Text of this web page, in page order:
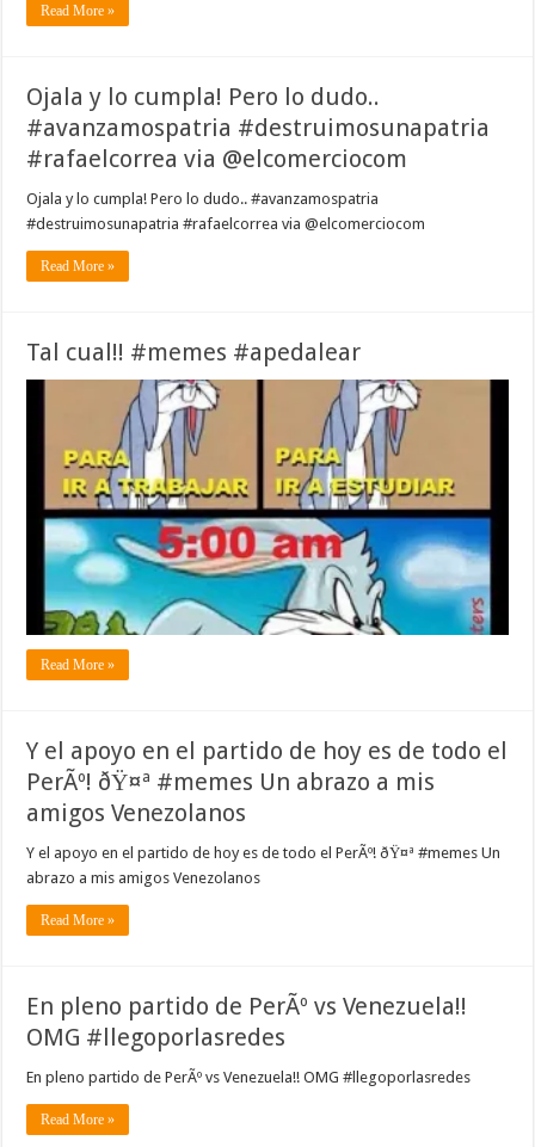
Read More »
Ojala y lo cumpla! Pero lo dudo..
#avanzamospatria #destruimosunapatria
#rafaelcorrea via @elcomerciocom
Ojala y lo cumpla! Pero lo dudo.. #avanzamospatria
#destruimosunapatria #rafaelcorrea via @elcomerciocom
Read More »
Tal cual!! #memes #apedalear
Read More »
Y el apoyo en el partido de hoy es de todo el
PerÃº! ðŸ¤ª #memes Un abrazo a mis
amigos Venezolanos
Y el apoyo en el partido de hoy es de todo el PerÃº! ðŸ¤ª #memes Un
abrazo a mis amigos Venezolanos
Read More »
En pleno partido de PerÃº vs Venezuela!!
OMG #llegoporlasredes
En pleno partido de PerÃº vs Venezuela!! OMG #llegoporlasredes
Read More »